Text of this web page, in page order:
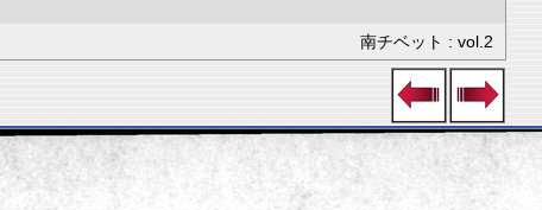
南チベット : vol.2